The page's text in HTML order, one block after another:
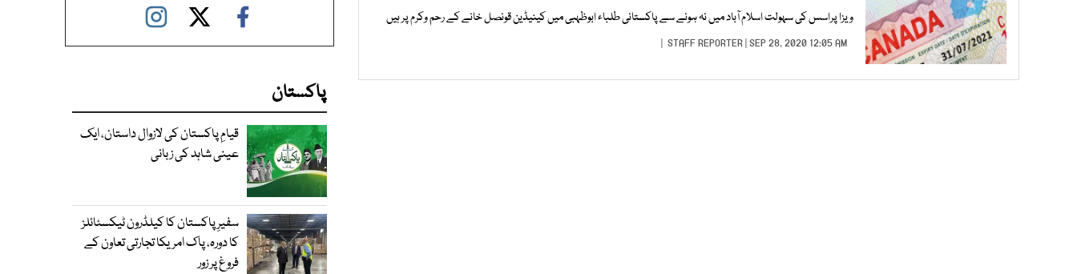
ویزا پراسس کی سہولت اسلام آباد میں نہ ہونے سے پاکستانی طلباء ابوظہبی میں کینیڈین قونصل خانے کے رحم وکرم پر ہیں
STAFF REPORTER| SEP 28, 2020 12:05 AM |
پاکستان
قیامِ پاکستان کی لازوال داستان، ایک
عینی شاہد کی زبانی
سفیرِ پاکستان کا کیلڈرون ٹیکسٹائلز
کا دورہ، پاک امریکا تجارتی تعاون کے
فروغ پر زور